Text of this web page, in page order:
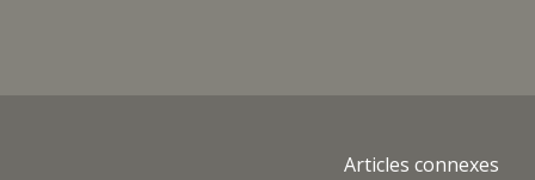
Articles connexes